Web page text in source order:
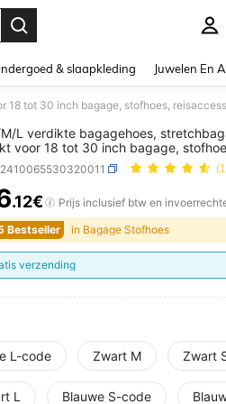
& slaapkleding Juwelen En
18 tot 30 inch bagage, stofhoes,
L verdikte bagagehoes,
voor 18 tot 30 inch bagage,
AND
.12€
Prijs inclusief btw en
Bestseller
in Bagage Stofhoes
verzending
L-code Zwart M Zwart
L Blauwe S-code